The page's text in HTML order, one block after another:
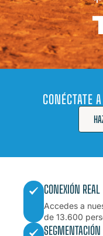
CONÉCTATE
CONEXIÓN REAL
Accedes a
de 13.600
SEGMENTACIÓN